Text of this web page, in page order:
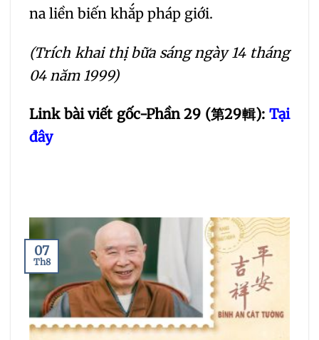
na liền biến khắp pháp giới.
(Trích khai thị bữa sáng ngày 14 tháng
04 năm 1999)
Link bài viết gốc-Phần 29 (第29輯): Tại
đây
07
Th8